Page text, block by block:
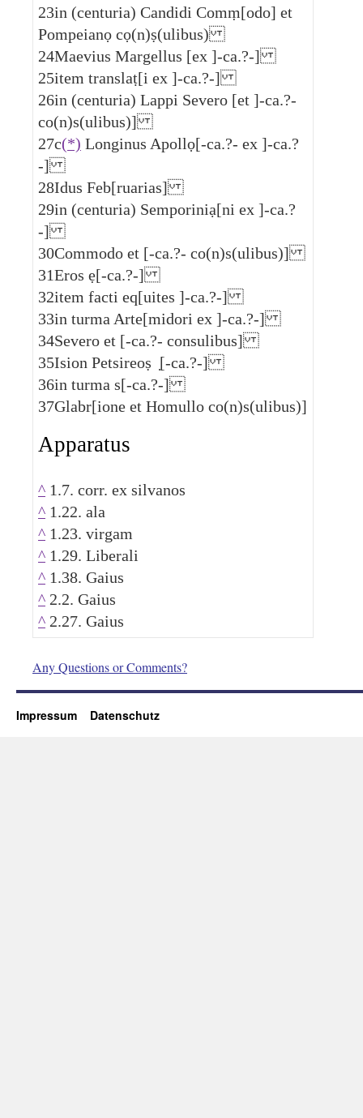
23in (centuria) Candidi Comṃ[odo] et
Pompeianọ cọ(n)ṣ(ulibus)
24Maevius Margellus [ex ]-ca.?-]
25item translaṭ[i ex ]-ca.?-]
26in (centuria) Lappi Severo [et ]-ca.?-
co(n)s(ulibus)]
27c(*) Longinus Apollọ[-ca.?- ex ]-ca.?
-]
28Idus Feb[ruarias]
29in (centuria) Semporiniạ[ni ex ]-ca.?
-]
30Commodo et [-ca.?- co(n)s(ulibus)]
31Eros ẹ[-ca.?-]
32item facti eq[uites ]-ca.?-]
33in turma Arte[midori ex ]-ca.?-]
34Severo et [-ca.?- consulibus]
35Ision Petsireoṣ ̣[-ca.?-]
36in turma s[-ca.?-]
37Glabr[ione et Homullo co(n)s(ulibus)]
Apparatus
^ 1.7. corr. ex silvanos
^ 1.22. ala
^ 1.23. virgam
^ 1.29. Liberali
^ 1.38. Gaius
^ 2.2. Gaius
^ 2.27. Gaius
Any Questions or Comments?
Impressum Datenschutz